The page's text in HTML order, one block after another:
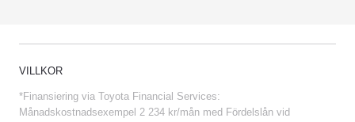
VILLKOR
*Finansiering via Toyota Financial Services:
Månadskostnadsexempel 2 234 kr/mån med Fördelslån vid